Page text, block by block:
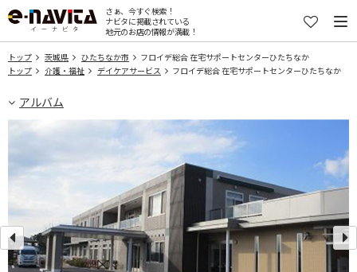
さぁ、今すぐ検索！
ナビタに掲載されている
地元のお店の情報が満載！
トップ 茨城県 ひたちなか市
フロイデ総合 在宅サポートセンターひたちなか
トップ
介護・福祉 デイケアサービス フロイデ総合 在宅サポートセンターひたちなか
アルバム